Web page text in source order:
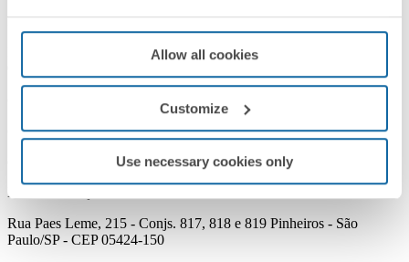
Allow all cookies
Customize
Use necessary cookies only
Nossos endreços: Matriz
Rua Santiago Ballesteros, 860 Cinco - Contagem/MG - CEP 32010-
(31) 99235-1098
contato.smee@simonelectric.com
Nossos endreços: Filial
Rua Paes Leme, 215 - Conjs. 817, 818 e 819 Pinheiros - São
Paulo/SP - CEP 05424-150